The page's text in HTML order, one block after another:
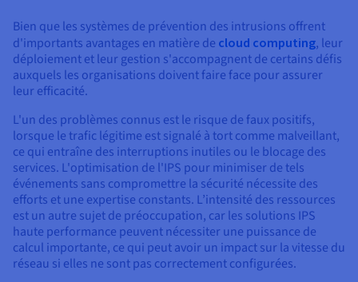
Bien que les systèmes de prévention des intrusions offrent
d'importants avantages en matière de cloud computing, leur
déploiement et leur gestion s'accompagnent de certains défis
auxquels les organisations doivent faire face pour assurer
leur efficacité.
L'un des problèmes connus est le risque de faux positifs,
lorsque le trafic légitime est signalé à tort comme malveillant,
ce qui entraîne des interruptions inutiles ou le blocage des
services. L'optimisation de l'IPS pour minimiser de tels
événements sans compromettre la sécurité nécessite des
efforts et une expertise constants. L’intensité des ressources
est un autre sujet de préoccupation, car les solutions IPS
haute performance peuvent nécessiter une puissance de
calcul importante, ce qui peut avoir un impact sur la vitesse du
réseau si elles ne sont pas correctement configurées.